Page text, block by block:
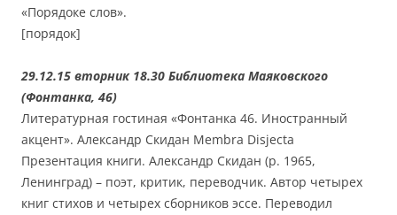
«Порядоке слов».
[порядок]
29.12.15 вторник 18.30 Библиотека Маяковского
(Фонтанка, 46)
Литературная гостиная «Фонтанка 46. Иностранный
акцент». Александр Скидан Membra Disjecta
Презентация книги. Александр Скидан (р. 1965,
Ленинград) – поэт, критик, переводчик. Автор четырех
книг стихов и четырех сборников эссе. Переводил